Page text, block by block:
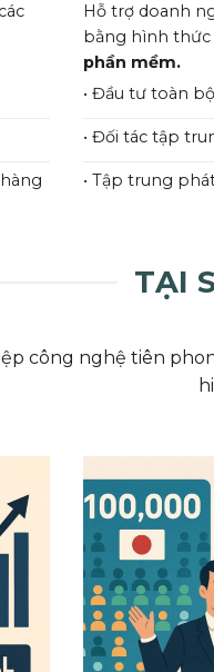
Hỗ trợ doanh
bằng hình thức
phần mềm.
• Đầu tư toàn
• Đối tác tập
• Tập trung
TẠI
công nghệ tiên